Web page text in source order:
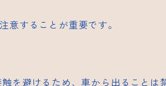
意することが重要です。
を避けるため、車から出ることは